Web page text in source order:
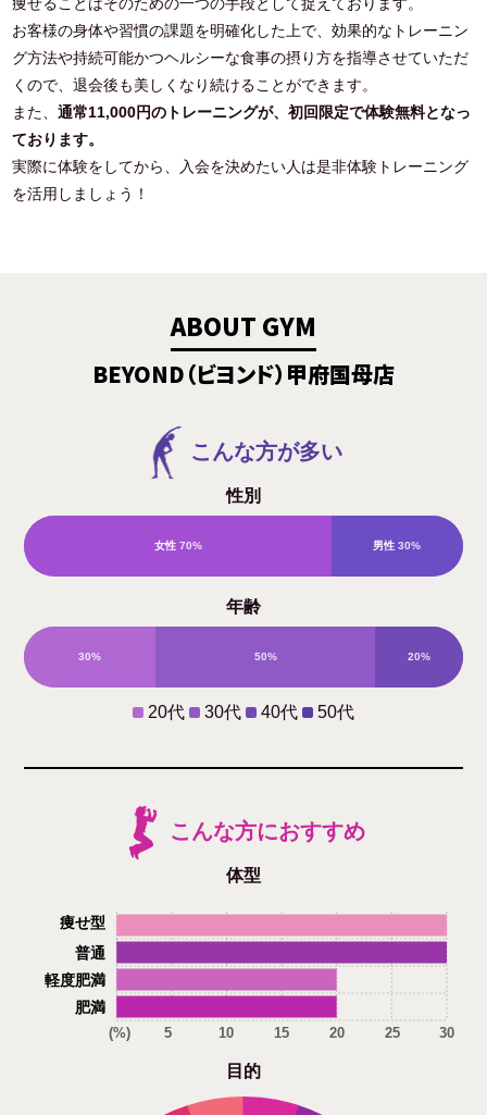
痩せることはそのための一つの手段として捉えております。
お客様の身体や習慣の課題を明確化した上で、効果的なトレーニン
グ方法や持続可能かつヘルシーな食事の摂り方を指導させていただ
くので、退会後も美しくなり続けることができます。
また、通常11,000円のトレーニングが、初回限定で体験無料となっ
ております。
実際に体験をしてから、入会を決めたい人は是非体験トレーニング
を活用しましょう！
ABOUT GYM
BEYOND（ビヨンド）甲府国母店
こんな方が多い
性別
女性 70% 男性 30%
年齢
30% 50% 20% 0%
20代 30代 40代 50代
こんな方におすすめ
体型
肥満
軽度肥満
普通
痩せ型
(%) 5 10 15 20 25 30
目的